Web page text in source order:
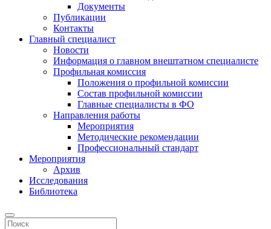
Документы
Публикации
Контакты
Главный специалист
Новости
Информация о главном внештатном специалисте
Профильная комиссия
Положения о профильной комиссии
Состав профильной комиссии
Главные специалисты в ФО
Направления работы
Мероприятия
Методические рекомендации
Профессиональный стандарт
Мероприятия
Архив
Исследования
Библиотека